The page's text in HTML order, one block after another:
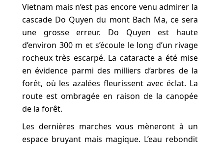
Vietnam mais n’est pas encore venu admirer la
cascade Do Quyen du mont Bach Ma, ce sera
une grosse erreur. Do Quyen est haute
d’environ 300 m et s’écoule le long d’un rivage
rocheux très escarpé. La cataracte a été mise
en évidence parmi des milliers d’arbres de la
forêt, où les azalées fleurissent avec éclat. La
route est ombragée en raison de la canopée
de la forêt.
Les dernières marches vous mèneront à un
espace bruyant mais magique. L’eau rebondit